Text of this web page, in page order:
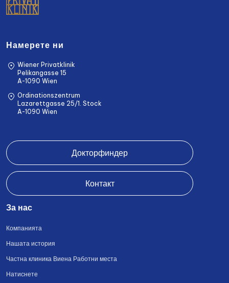
Намерете ни
Wiener Privatklinik
Pelikangasse 15
A-1090 Wien
Ordinationszentrum
Lazarettgasse 25/1. Stock
A-1090 Wien
Докторфиндер
Контакт
За нас
Компанията
Нашата история
Частна клиника Виена Работни места
Натиснете